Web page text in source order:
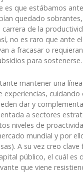
es que estábamos
quedado
carrera de la
no es raro que ante
a fracasar o
para sostenerse.
mantener una
experiencias, cuidando
dar y
a sectores
niveles de
mundial y por
A su vez creo
público, el cuál es
que viene